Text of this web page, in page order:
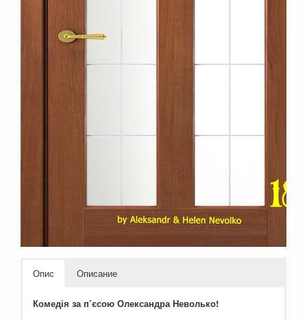
Опис Описание
Комедія за п’єсою Олександра Неволько!